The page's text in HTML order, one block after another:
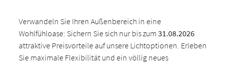
Verwandeln Sie Ihren Außenbereich in eine
Wohlfühloase: Sichern Sie sich nur bis zum31.08.2026
attraktive Preisvorteile auf unsere Lichtoptionen. Erleben
Sie maximale Flexibilität und ein völlig neues